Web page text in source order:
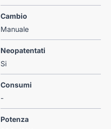
Cambio
Manuale
Neopatentati
Si
Consumi
-
Potenza